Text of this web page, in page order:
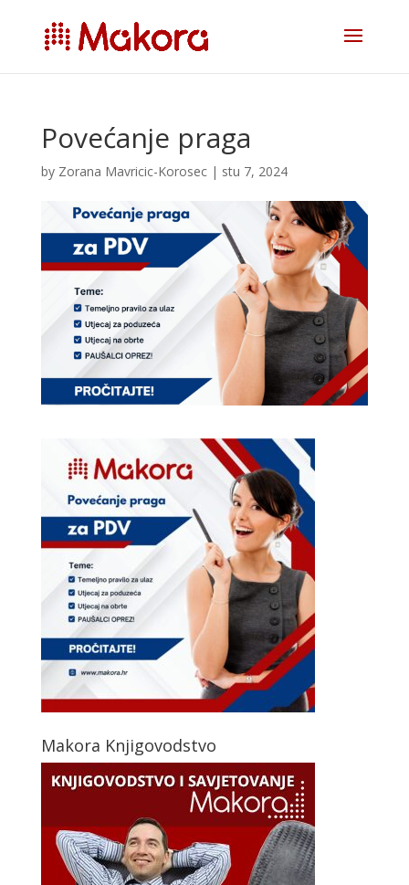
Povećanje praga
by Zorana Mavricic-Korosec| stu 7, 2024
Makora Knjigovodstvo